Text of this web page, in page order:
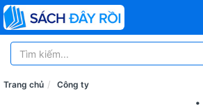
Trang chủ Công ty